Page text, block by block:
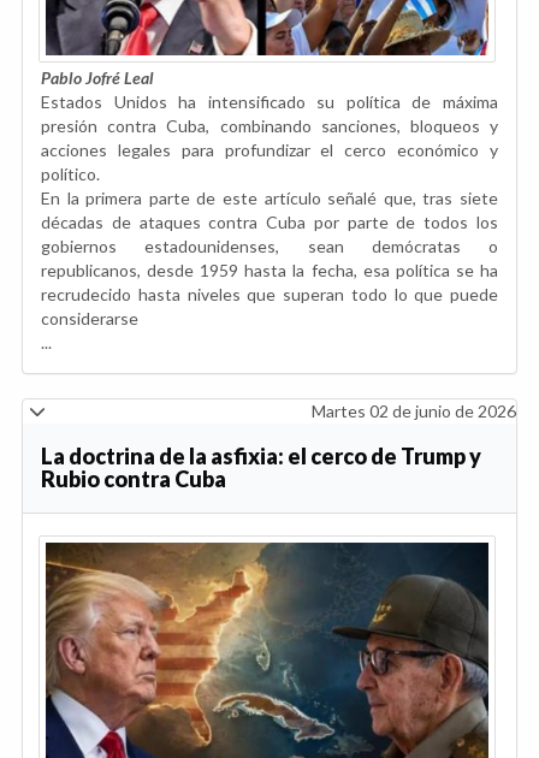
Pablo Jofré Leal
Estados Unidos ha intensificado su política de máxima
presión contra Cuba, combinando sanciones, bloqueos y
acciones legales para profundizar el cerco económico y
político.
En la primera parte de este artículo señalé que, tras siete
décadas de ataques contra Cuba por parte de todos los
gobiernos estadounidenses, sean demócratas o
republicanos, desde 1959 hasta la fecha, esa política se ha
recrudecido hasta niveles que superan todo lo que puede
considerarse
...
Martes 02 de junio de 2026
La doctrina de la asfixia: el cerco de Trump y
Rubio contra Cuba